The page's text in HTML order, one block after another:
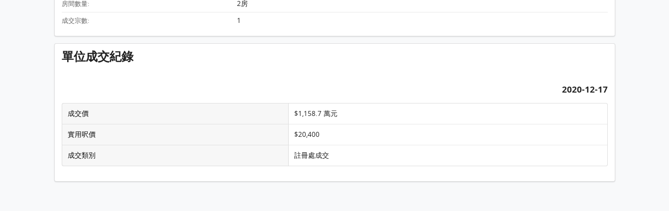
房間數量: 2房
成交宗數: 1
單位成交紀錄
2020-12-17
成交價 $1,158.7 萬元
實用呎價 $20,400
成交類別 註冊處成交